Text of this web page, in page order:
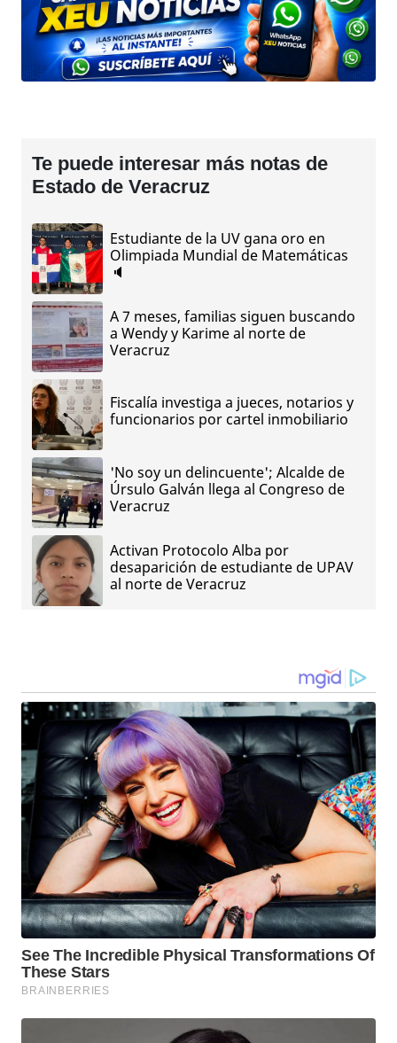
Te puede interesar más notas de
Estado de Veracruz
Estudiante de la UV gana oro en
Olimpiada Mundial de Matemáticas
🔈
A 7 meses, familias siguen buscando
a Wendy y Karime al norte de
Veracruz
Fiscalía investiga a jueces, notarios y
funcionarios por cartel inmobiliario
'No soy un delincuente'; Alcalde de
Úrsulo Galván llega al Congreso de
Veracruz
Activan Protocolo Alba por
desaparición de estudiante de UPAV
al norte de Veracruz